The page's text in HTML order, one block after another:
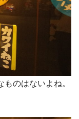
のはないよね。